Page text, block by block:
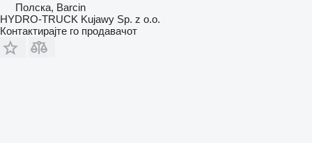
Полска, Barcin
HYDRO-TRUCK Kujawy Sp. z o.o.
Контактирајте го продавачот